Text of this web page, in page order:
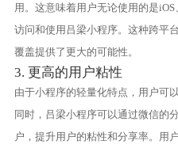
用。这意味着用户无论使用的是
访问和使用吕梁小程序。这种跨平
覆盖提供了更大的可能性。
3. 更高的用户粘性
由于小程序的轻量化特点，用户可
同时，吕梁小程序可以通过微信的
户，提升用户的粘性和分享率。用